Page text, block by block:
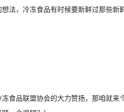
法，冷冻食品有时候要新鲜过那些新
食品联盟协会的大力赞扬，那咱就来